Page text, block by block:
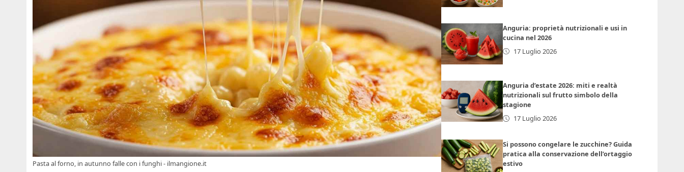
Pasta al forno, in autunno falle con i funghi - ilmangione.it
Anguria: proprietà nutrizionali e usi in
cucina nel 2026
17 Luglio 2026
Anguria d’estate 2026: miti e realtà
nutrizionali sul frutto simbolo della
stagione
17 Luglio 2026
Si possono congelare le zucchine? Guida
pratica alla conservazione dell’ortaggio
estivo